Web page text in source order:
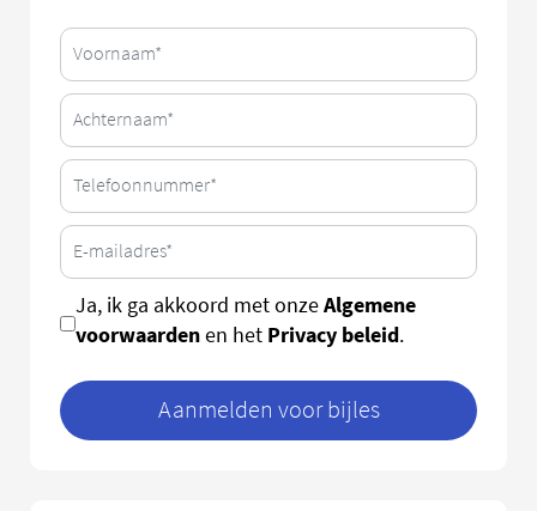
Ja, ik ga akkoord met onzeAlgemene
voorwaardenen het Privacy beleid.
Aanmelden voor bijles